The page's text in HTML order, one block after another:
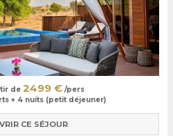
de 2499 € /pers
+ 4 nuits (petit déjeuner)
CE SÉJOUR